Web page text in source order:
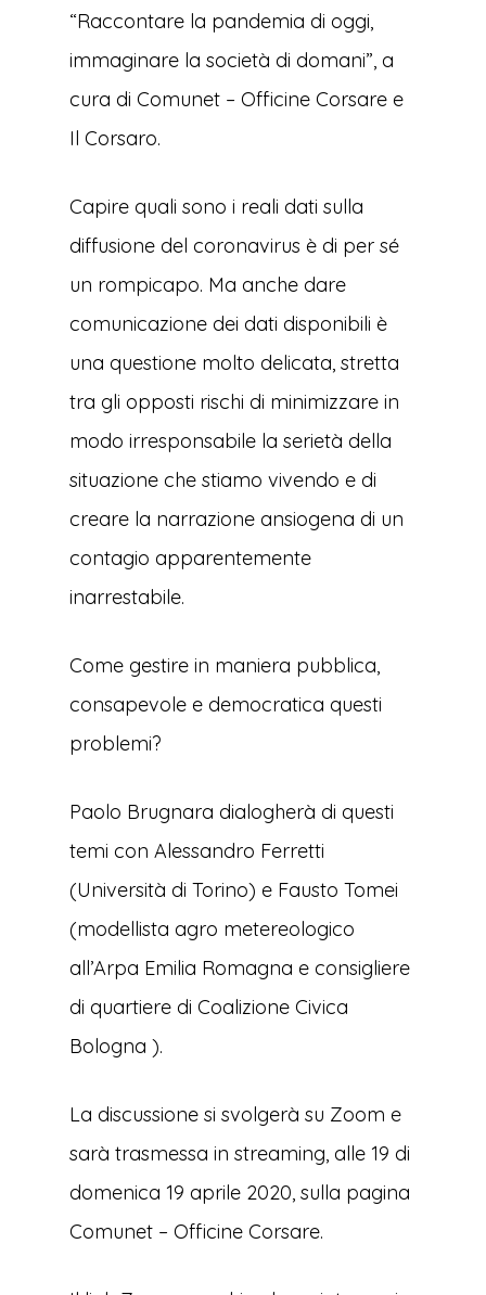
“Raccontare la pandemia di oggi,
immaginare la società di domani”, a
cura di Comunet – Officine Corsare e
Il Corsaro.
Capire quali sono i reali dati sulla
diffusione del coronavirus è di per sé
un rompicapo. Ma anche dare
comunicazione dei dati disponibili è
una questione molto delicata, stretta
tra gli opposti rischi di minimizzare in
modo irresponsabile la serietà della
situazione che stiamo vivendo e di
creare la narrazione ansiogena di un
contagio apparentemente
inarrestabile.
Come gestire in maniera pubblica,
consapevole e democratica questi
problemi?
Paolo Brugnara dialogherà di questi
temi con Alessandro Ferretti
(Università di Torino) e Fausto Tomei
(modellista agro metereologico
all’Arpa Emilia Romagna e consigliere
di quartiere di Coalizione Civica
Bologna ).
La discussione si svolgerà su Zoom e
sarà trasmessa in streaming, alle 19 di
domenica 19 aprile 2020, sulla pagina
Comunet – Officine Corsare.